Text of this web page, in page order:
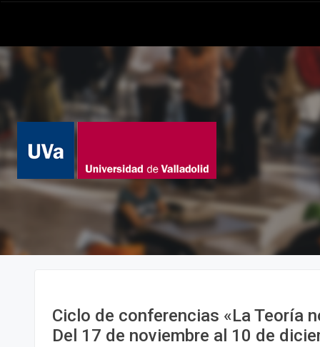
Ciclo de conferencias «La Teoría
Del 17 de noviembre al 10 de